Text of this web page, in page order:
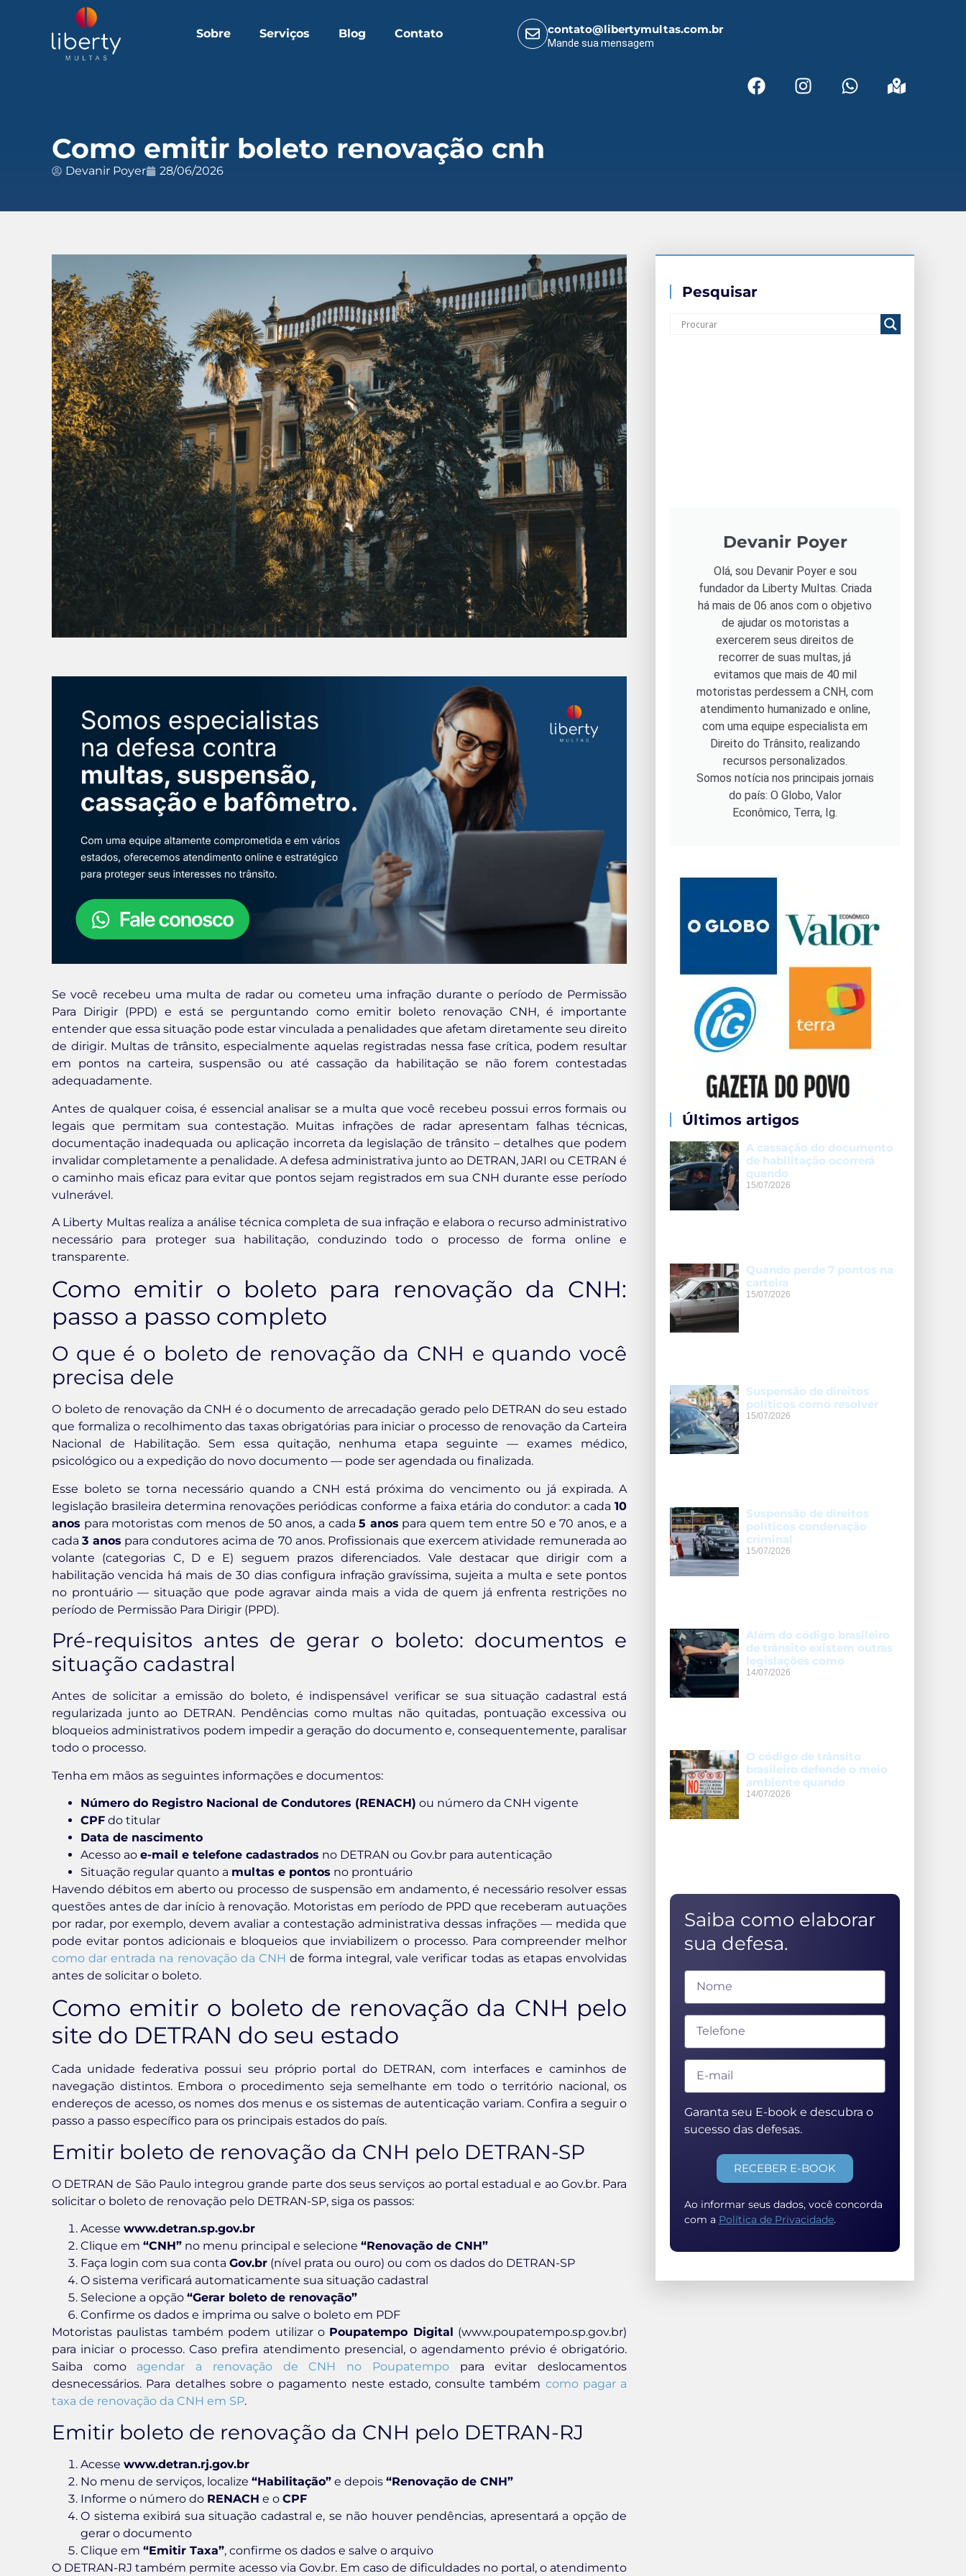
Sobre Serviços Blog Contato contato@libertymultas.com.br
Mande sua mensagem
Como emitir boleto renovação cnh
Devanir Poyer 28/06/2026
Se você recebeu uma multa de radar ou cometeu uma infração durante o período de Permissão
Para Dirigir (PPD) e está se perguntando como emitir boleto renovação CNH, é importante
entender que essa situação pode estar vinculada a penalidades que afetam diretamente seu direito
de dirigir. Multas de trânsito, especialmente aquelas registradas nessa fase crítica, podem resultar
em pontos na carteira, suspensão ou até cassação da habilitação se não forem contestadas
adequadamente.
Antes de qualquer coisa, é essencial analisar se a multa que você recebeu possui erros formais ou
legais que permitam sua contestação. Muitas infrações de radar apresentam falhas técnicas,
documentação inadequada ou aplicação incorreta da legislação de trânsito – detalhes que podem
invalidar completamente a penalidade. A defesa administrativa junto ao DETRAN, JARI ou CETRAN é
o caminho mais eficaz para evitar que pontos sejam registrados em sua CNH durante esse período
vulnerável.
A Liberty Multas realiza a análise técnica completa de sua infração e elabora o recurso administrativo
necessário para proteger sua habilitação, conduzindo todo o processo de forma online e
transparente.
Como emitir o boleto para renovação da CNH:
passo a passo completo
O que é o boleto de renovação da CNH e quando você
precisa dele
O boleto de renovação da CNH é o documento de arrecadação gerado pelo DETRAN do seu estado
que formaliza o recolhimento das taxas obrigatórias para iniciar o processo de renovação da Carteira
Nacional de Habilitação. Sem essa quitação, nenhuma etapa seguinte — exames médico,
psicológico ou a expedição do novo documento — pode ser agendada ou finalizada.
Esse boleto se torna necessário quando a CNH está próxima do vencimento ou já expirada. A
legislação brasileira determina renovações periódicas conforme a faixa etária do condutor: a cada 10
anos para motoristas com menos de 50 anos, a cada5 anos para quem tem entre 50 e 70 anos, e a
cada3 anos para condutores acima de 70 anos. Profissionais que exercem atividade remunerada ao
volante (categorias C, D e E) seguem prazos diferenciados. Vale destacar que dirigir com a
habilitação vencida há mais de 30 dias configura infração gravíssima, sujeita a multa e sete pontos
no prontuário — situação que pode agravar ainda mais a vida de quem já enfrenta restrições no
período de Permissão Para Dirigir (PPD).
Pré-requisitos antes de gerar o boleto: documentos e
situação cadastral
Antes de solicitar a emissão do boleto, é indispensável verificar se sua situação cadastral está
regularizada junto ao DETRAN. Pendências como multas não quitadas, pontuação excessiva ou
bloqueios administrativos podem impedir a geração do documento e, consequentemente, paralisar
todo o processo.
Tenha em mãos as seguintes informações e documentos:
Número do Registro Nacional de Condutores (RENACH) ou número da CNH vigente
CPF do titular
Data de nascimento
Acesso ao e-mail e telefone cadastrados no DETRAN ou Gov.br para autenticação
Situação regular quanto a multas e pontos no prontuário
Havendo débitos em aberto ou processo de suspensão em andamento, é necessário resolver essas
questões antes de dar início à renovação. Motoristas em período de PPD que receberam autuações
por radar, por exemplo, devem avaliar a contestação administrativa dessas infrações — medida que
pode evitar pontos adicionais e bloqueios que inviabilizem o processo. Para compreender melhor
como dar entrada na renovação da CNH de forma integral, vale verificar todas as etapas envolvidas
antes de solicitar o boleto.
Como emitir o boleto de renovação da CNH pelo
site do DETRAN do seu estado
Cada unidade federativa possui seu próprio portal do DETRAN, com interfaces e caminhos de
navegação distintos. Embora o procedimento seja semelhante em todo o território nacional, os
endereços de acesso, os nomes dos menus e os sistemas de autenticação variam. Confira a seguir o
passo a passo específico para os principais estados do país.
Emitir boleto de renovação da CNH pelo DETRAN-SP
O DETRAN de São Paulo integrou grande parte dos seus serviços ao portal estadual e ao Gov.br. Para
solicitar o boleto de renovação pelo DETRAN-SP, siga os passos:
Acesse www.detran.sp.gov.br
Clique em “CNH” no menu principal e selecione “Renovação de CNH”
Faça login com sua conta Gov.br (nível prata ou ouro) ou com os dados do DETRAN-SP
O sistema verificará automaticamente sua situação cadastral
Selecione a opção “Gerar boleto de renovação”
Confirme os dados e imprima ou salve o boleto em PDF
Motoristas paulistas também podem utilizar o Poupatempo Digital (www.poupatempo.sp.gov.br)
para iniciar o processo. Caso prefira atendimento presencial, o agendamento prévio é obrigatório.
Saiba como agendar a renovação de CNH no Poupatempopara evitar deslocamentos
desnecessários. Para detalhes sobre o pagamento neste estado, consulte também como pagar a
taxa de renovação da CNH em SP.
Emitir boleto de renovação da CNH pelo DETRAN-RJ
Acesse www.detran.rj.gov.br
No menu de serviços, localize “Habilitação” e depois “Renovação de CNH”
Informe o número do RENACH e o CPF
O sistema exibirá sua situação cadastral e, se não houver pendências, apresentará a opção de
gerar o documento
Clique em “Emitir Taxa”, confirme os dados e salve o arquivo
O DETRAN-RJ também permite acesso via Gov.br. Em caso de dificuldades no portal, o atendimento
Pesquisar
Devanir Poyer
Olá, sou Devanir Poyer e sou
fundador da Liberty Multas. Criada
há mais de 06 anos com o objetivo
de ajudar os motoristas a
exercerem seus direitos de
recorrer de suas multas, já
evitamos que mais de 40 mil
motoristas perdessem a CNH, com
atendimento humanizado e online,
com uma equipe especialista em
Direito do Trânsito, realizando
recursos personalizados.
Somos notícia nos principais jornais
do país: O Globo, Valor
Econômico, Terra, Ig.
Últimos artigos
A cassação do documento
de habilitação ocorrerá
quando
15/07/2026
Quando perde 7 pontos na
carteira
15/07/2026
Suspensão de direitos
políticos como resolver
15/07/2026
Suspensão de direitos
políticos condenação
criminal
15/07/2026
Além do código brasileiro
de trânsito existem outras
legislações como
14/07/2026
O código de trânsito
brasileiro defende o meio
ambiente quando
14/07/2026
Saiba como elaborar
sua defesa.
Garanta seu E-book e descubra o
sucesso das defesas.
RECEBER E-BOOK
Ao informar seus dados, você concorda
com a Política de Privacidade.